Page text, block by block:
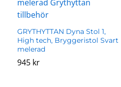
GRYTHYTTAN Dyna Stol 1,
High tech, Bryggeristol Svart
melerad
945 kr
945 kr